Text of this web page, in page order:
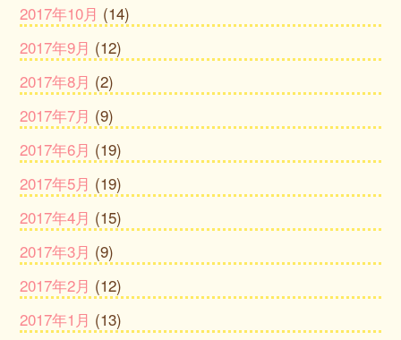
2017年10月 (14)
2017年9月 (12)
2017年8月 (2)
2017年7月 (9)
2017年6月 (19)
2017年5月 (19)
2017年4月 (15)
2017年3月 (9)
2017年2月 (12)
2017年1月 (13)